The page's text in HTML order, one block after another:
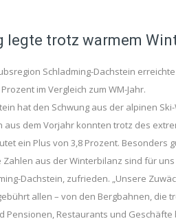
legte trotz warmem
Schladming-Dachstein
im Vergleich zum WM-Jahr.
hat den Schwung aus der alpinen
aus dem Vorjahr konnten trotz des
ein Plus von 3,8 Prozent.
Zahlen aus der Winterbilanz sind für
Dachstein, zufrieden. „Unsere
allen – von den Bergbahnen,
Pensionen, Restaurants und